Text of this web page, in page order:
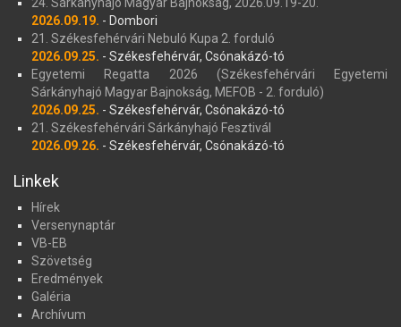
2026.09.19. - Dombori
21. Székesfehérvári Nebuló Kupa 2. forduló
2026.09.25. - Székesfehérvár, Csónakázó-tó
Egyetemi Regatta 2026 (Székesfehérvári Egyetemi
Sárkányhajó Magyar Bajnokság, MEFOB - 2. forduló)
2026.09.25. - Székesfehérvár, Csónakázó-tó
21. Székesfehérvári Sárkányhajó Fesztivál
2026.09.26. - Székesfehérvár, Csónakázó-tó
Linkek
Hírek
Versenynaptár
VB-EB
Szövetség
Eredmények
Galéria
Archívum